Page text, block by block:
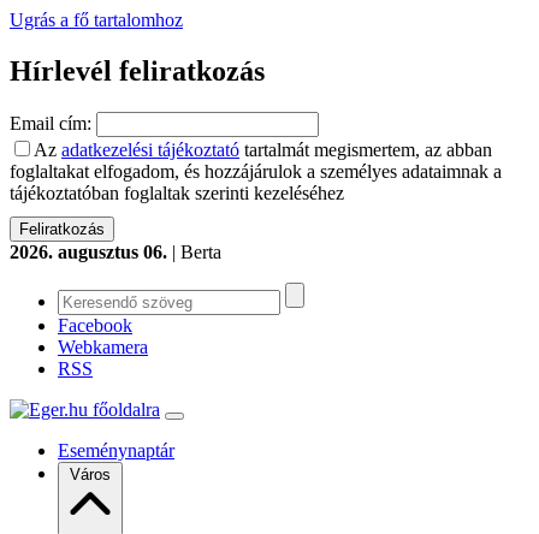
Ugrás a fő tartalomhoz
Hírlevél feliratkozás
Email cím:
Az adatkezelési tájékoztató tartalmát megismertem, az abban
foglaltakat elfogadom, és hozzájárulok a személyes adataimnak a
tájékoztatóban foglaltak szerinti kezeléséhez
2026. augusztus 06. | Berta
Facebook
Webkamera
RSS
Eseménynaptár
Város